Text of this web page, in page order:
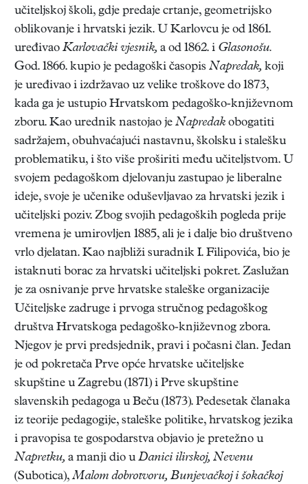
učiteljskoj školi, gdje predaje crtanje, geometrijsko
oblikovanje i hrvatski jezik. U Karlovcu je od 1861.
uređivao Karlovački vjesnik, a od 1862. i Glasonošu.
God. 1866. kupio je pedagoški časopis Napredak, koji
je uređivao i izdržavao uz velike troškove do 1873,
kada ga je ustupio Hrvatskom pedagoško-književnom
zboru. Kao urednik nastojao je Napredak obogatiti
sadržajem, obuhvaćajući nastavnu, školsku i stalešku
problematiku, i što više proširiti među učiteljstvom. U
svojem pedagoškom djelovanju zastupao je liberalne
ideje, svoje je učenike oduševljavao za hrvatski jezik i
učiteljski poziv. Zbog svojih pedagoških pogleda prije
vremena je umirovljen 1885, ali je i dalje bio društveno
vrlo djelatan. Kao najbliži suradnik I. Filipovića, bio je
istaknuti borac za hrvatski učiteljski pokret. Zaslužan
je za osnivanje prve hrvatske staleške organizacije
Učiteljske zadruge i prvoga stručnog pedagoškog
društva Hrvatskoga pedagoško-književnog zbora.
Njegov je prvi predsjednik, pravi i počasni član. Jedan
je od pokretača Prve opće hrvatske učiteljske
skupštine u Zagrebu (1871) i Prve skupštine
slavenskih pedagoga u Beču (1873). Pedesetak članaka
iz teorije pedagogije, staleške politike, hrvatskog jezika
i pravopisa te gospodarstva objavio je pretežno u
Napretku, a manji dio u Danici ilirskoj, Nevenu
(Subotica),Malom dobrotvoru, Bunjevačkoj i šokačkoj